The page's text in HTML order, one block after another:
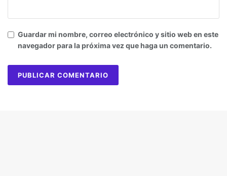
Guardar mi nombre, correo electrónico y sitio web en este
navegador para la próxima vez que haga un comentario.